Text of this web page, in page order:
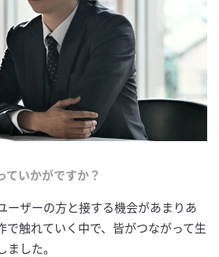
ていかがですか？
ーザーの方と接する機会があまりあ
で触れていく中で、皆がつながって生
した。